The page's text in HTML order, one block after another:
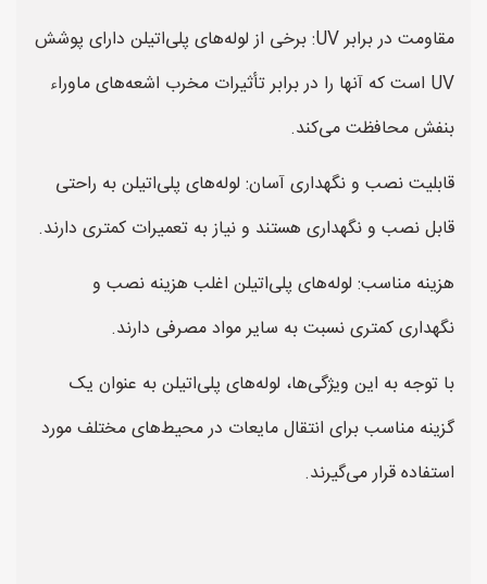
مقاومت در برابر UV: برخی از لوله‌های پلی‌اتیلن دارای پوشش
UV است که آنها را در برابر تأثیرات مخرب اشعه‌های ماوراء
بنفش محافظت می‌کند.
قابلیت نصب و نگهداری آسان: لوله‌های پلی‌اتیلن به راحتی
قابل نصب و نگهداری هستند و نیاز به تعمیرات کمتری دارند.
هزینه مناسب: لوله‌های پلی‌اتیلن اغلب هزینه نصب و
نگهداری کمتری نسبت به سایر مواد مصرفی دارند.
با توجه به این ویژگی‌ها، لوله‌های پلی‌اتیلن به عنوان یک
گزینه مناسب برای انتقال مایعات در محیط‌های مختلف مورد
استفاده قرار می‌گیرند.